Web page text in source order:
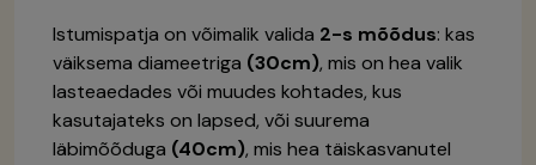
Istumispatja on võimalik valida 2-s mõõdus: kas
väiksema diameetriga (30cm), mis on hea valik
lasteaedades või muudes kohtades, kus
kasutajateks on lapsed, või suurema
läbimõõduga (40cm), mis hea täiskasvanutel